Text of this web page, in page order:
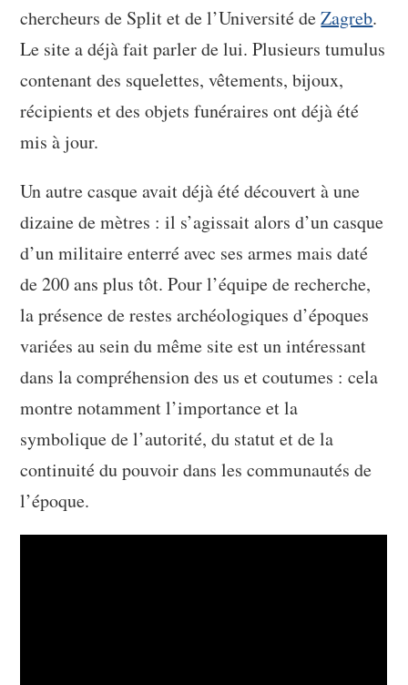
chercheurs de Split et de l’Université deZagreb.
Le site a déjà fait parler de lui. Plusieurs tumulus
contenant des squelettes, vêtements, bijoux,
récipients et des objets funéraires ont déjà été
mis à jour.
Un autre casque avait déjà été découvert à une
dizaine de mètres : il s’agissait alors d’un casque
d’un militaire enterré avec ses armes mais daté
de 200 ans plus tôt. Pour l’équipe de recherche,
la présence de restes archéologiques d’époques
variées au sein du même site est un intéressant
dans la compréhension des us et coutumes : cela
montre notamment l’importance et la
symbolique de l’autorité, du statut et de la
continuité du pouvoir dans les communautés de
l’époque.